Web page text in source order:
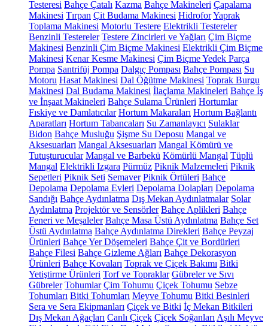
Testeresi Bahçe Çatalı Kazma Bahçe Makineleri Çapalama
Makinesi Tırpan Çit Budama Makinesi HidroforYaprak
Toplama Makinesi Motorlu Testere Elektrikli Testereler
Benzinli Testereler Testere Zincirleri ve Yağları Çim Biçme
Makinesi Benzinli Çim Biçme Makinesi Elektrikli Çim Biçme
Makinesi Kenar Kesme Makinesi Çim Biçme Yedek Parça
Pompa Santrifüj Pompa Dalgıç Pompası Bahçe Pompası Su
Motoru Hasat Makinesi Dal Öğütme Makinesi Toprak Burgu
Makinesi Dal Budama Makinesi İlaçlama Makineleri Bahçe İş
ve İnşaat Makineleri Bahçe Sulama Ürünleri Hortumlar
Fıskiye ve Damlatıcılar Hortum Makaraları Hortum Bağlantı
Aparatları Hortum Tabancaları Su Zamanlayıcı Sulaklar
Bidon Bahçe Musluğu Şişme Su Deposu Mangal ve
Aksesuarları Mangal Aksesuarları Mangal Kömürü ve
Tutuşturucular Mangal ve Barbekü Kömürlü Mangal Tüplü
Mangal Elektrikli Izgara Pürmüz Piknik Malzemeleri Piknik
Sepetleri Piknik Seti Semaver Piknik Örtüleri Bahçe
Depolama Depolama Evleri Depolama Dolapları Depolama
Sandığı Bahçe Aydınlatma Dış Mekan Aydınlatmalar Solar
Aydınlatma Projektör ve Sensörler Bahçe Aplikleri Bahçe
Feneri ve Meşaleler Bahçe Masa Üstü Aydınlatma Bahçe Set
Üstü Aydınlatma Bahçe Aydınlatma Direkleri Bahçe Peyzaj
Ürünleri Bahçe Yer Döşemeleri Bahçe Çit ve Bordürleri
Bahçe Filesi Bahçe Gizleme Ağları Bahçe Dekorasyon
Ürünleri Bahçe Kovaları Toprak ve Çiçek Bakımı Bitki
Yetiştirme Ürünleri Torf ve Topraklar Gübreler ve Sıvı
Gübreler Tohumlar Çim Tohumu Çiçek Tohumu Sebze
Tohumları Bitki Tohumları Meyve Tohumu Bitki Besinleri
Sera ve Sera Ekipmanları Çiçek ve Bitki İç Mekan Bitkileri
Dış Mekan Ağaçları Canlı Çiçek Çiçek Soğanları Aşılı Meyve